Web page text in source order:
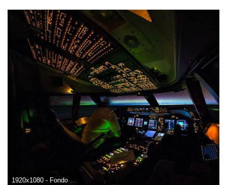
1920x1080 - Fondo de pantalla de 1920x1080. Fondo de pantalla HD 1080p de cabina.